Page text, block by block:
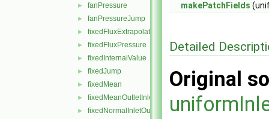
► fanPressure
► fanPressureJump
► fixedFluxExtrapolatedPressure
► fixedFluxPressure
► fixedInternalValue
► fixedJump
► fixedMean
► fixedMeanOutletInlet
► fixedNormalInletOutletVelocity
makePatchFields
Detailed
Original